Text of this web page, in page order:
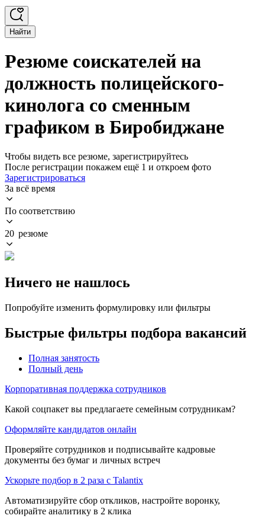
Найти
Резюме соискателей на
должность полицейского-
кинолога со сменным
графиком в Биробиджане
Чтобы видеть все резюме, зарегистрируйтесь
После регистрации покажем ещё 1 и откроем фото
Зарегистрироваться
За всё время
По соответствию
20 резюме
Ничего не нашлось
Попробуйте изменить формулировку или фильтры
Быстрые фильтры подбора вакансий
Полная занятость
Полный день
Корпоративная поддержка сотрудников
Какой соцпакет вы предлагаете семейным сотрудникам?
Оформляйте кандидатов онлайн
Проверяйте сотрудников и подписывайте кадровые
документы без бумаг и личных встреч
Ускорьте подбор в 2 раза с Talantix
Автоматизируйте сбор откликов, настройте воронку,
собирайте аналитику в 2 клика